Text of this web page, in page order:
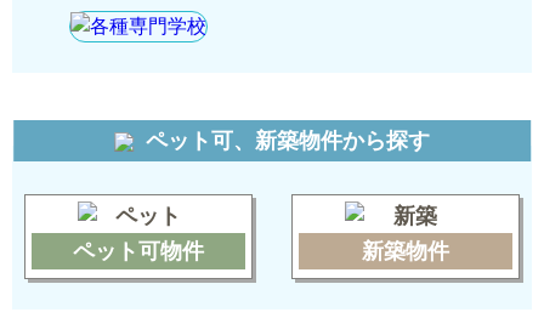
ペット可、新築物件から探す
ペット可物件 新築物件